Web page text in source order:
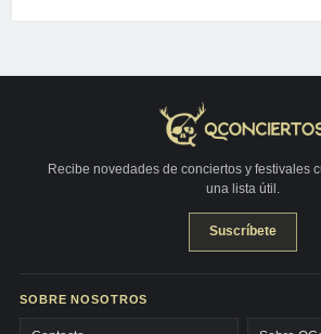
Recibe novedades de conciertos y festivales
una lista útil.
Suscríbete
SOBRE NOSOTROS